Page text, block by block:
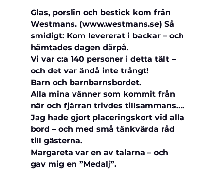
Glas, porslin och bestick kom från
Westmans. (www.westmans.se) Så
smidigt: Kom levererat i backar – och
hämtades dagen därpå.
Vi var c:a 140 personer i detta tält –
och det var ändå inte trångt!
Barn och barnbarnsbordet.
Alla mina vänner som kommit från
när och fjärran trivdes tillsammans….
Jag hade gjort placeringskort vid alla
bord – och med små tänkvärda råd
till gästerna.
Margareta var en av talarna – och
gav mig en ”Medalj”.